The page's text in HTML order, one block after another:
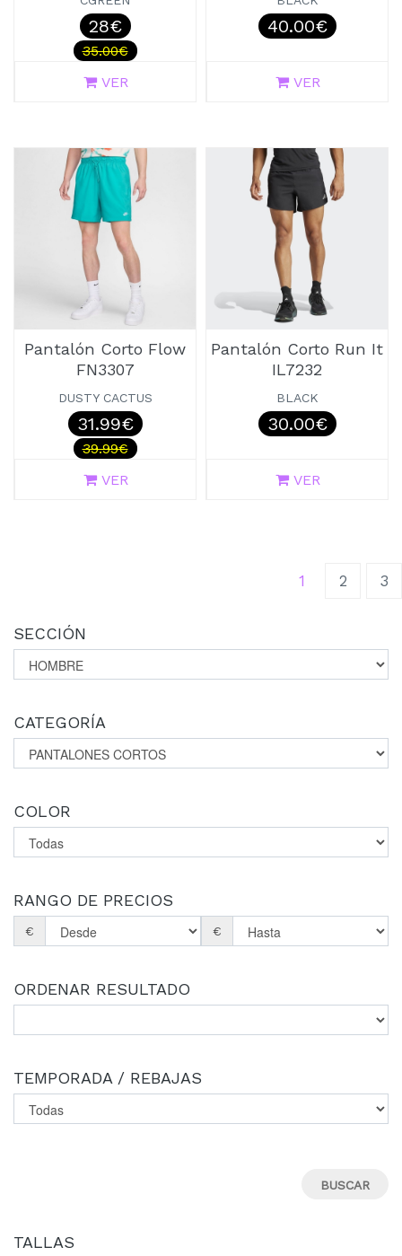
28€
35.00€
VER
40.00€
VER
Pantalón Corto Flow
FN3307
DUSTY CACTUS
31.99€
39.99€
VER
Pantalón Corto Run It
IL7232
BLACK
30.00€
VER
1 (current)
2 3
SECCIÓN
CATEGORÍA
COLOR
RANGO DE PRECIOS
€ €
ORDENAR RESULTADO
TEMPORADA / REBAJAS
TALLAS